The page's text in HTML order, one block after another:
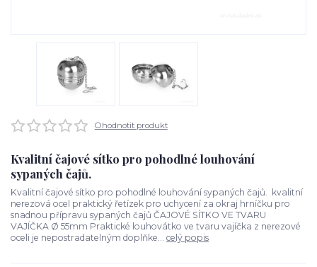
Ohodnotit produkt
Kvalitní čajové sítko pro pohodlné louhování
sypaných čajů.
Kvalitní čajové sítko pro pohodlné louhování sypaných čajů. kvalitní
nerezová ocel praktický řetízek pro uchycení za okraj hrníčku pro
snadnou přípravu sypaných čajů ČAJOVÉ SÍTKO VE TVARU
VAJÍČKA Ø 55mm Praktické louhovátko ve tvaru vajíčka z nerezové
oceli je nepostradatelným doplňke... celý popis